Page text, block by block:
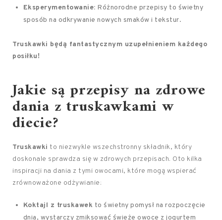
Eksperymentowanie: Różnorodne przepisy to świetny
sposób na odkrywanie nowych smaków i tekstur.
Truskawki będą fantastycznym uzupełnieniem każdego
posiłku!
Jakie są przepisy na zdrowe
dania z truskawkami w
diecie?
Truskawki to niezwykle wszechstronny składnik, który
doskonale sprawdza się w zdrowych przepisach. Oto kilka
inspiracji na dania z tymi owocami, które mogą wspierać
zrównoważone odżywianie:
Koktajl z truskawek to świetny pomysł na rozpoczęcie
dnia, wystarczy zmiksować świeże owoce z jogurtem